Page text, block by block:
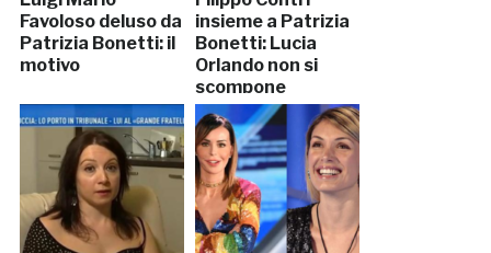
Favoloso deluso da
Patrizia Bonetti: il
motivo
insieme a Patrizia
Bonetti: Lucia
Orlando non si
scompone